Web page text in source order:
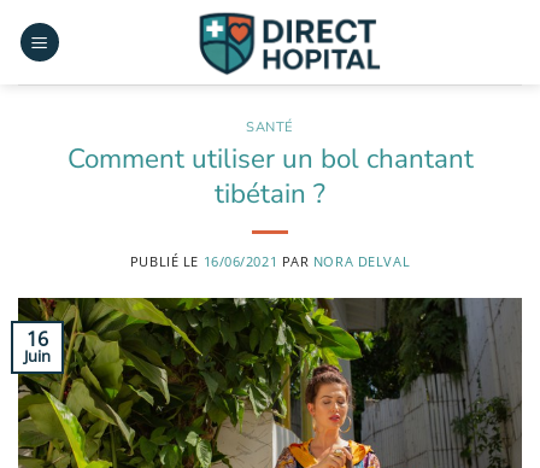
au
SANTÉ
Comment utiliser un bol chantant
tibétain ?
PUBLIÉ LE 16/06/2021 PAR NORA DELVAL
16
Juin